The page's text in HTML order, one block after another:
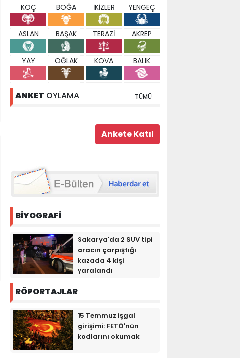
KOÇ BOĞA İKİZLER YENGEÇ
ASLAN BAŞAK TERAZİ AKREP
YAY OĞLAK KOVA BALIK
ANKET OYLAMA TÜMÜ
BİYOGRAFİ
Sakarya'da 2 SUV tipi
aracın çarpıştığı
kazada 4 kişi
yaralandı
RÖPORTAJLAR
15 Temmuz işgal
girişimi: FETÖ'nün
kodlarını okumak